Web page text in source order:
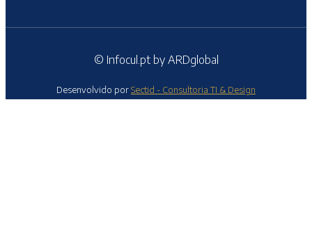
© Infocul.pt by ARDglobal
Desenvolvido porSectid - Consultoria TI & Design